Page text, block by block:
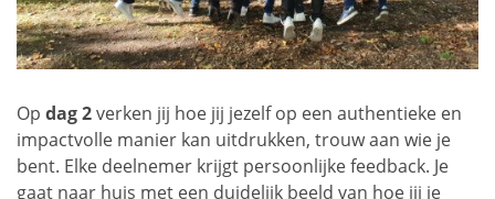
Op dag 2verken jij hoe jij jezelf op een authentieke en
impactvolle manier kan uitdrukken, trouw aan wie je
bent. Elke deelnemer krijgt persoonlijke feedback. Je
gaat naar huis met een duidelijk beeld van hoe jij je